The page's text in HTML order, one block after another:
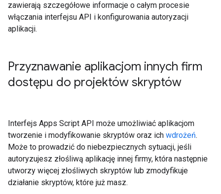
zawierają szczegółowe informacje o całym procesie
włączania interfejsu API i konfigurowania autoryzacji
aplikacji.
Przyznawanie aplikacjom innych firm
dostępu do projektów skryptów
Interfejs Apps Script API może umożliwiać aplikacjom
tworzenie i modyfikowanie skryptów oraz ich wdrożeń.
Może to prowadzić do niebezpiecznych sytuacji, jeśli
autoryzujesz złośliwą aplikację innej firmy, która następnie
utworzy więcej złośliwych skryptów lub zmodyfikuje
działanie skryptów, które już masz.